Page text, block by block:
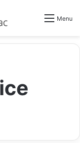
Menu